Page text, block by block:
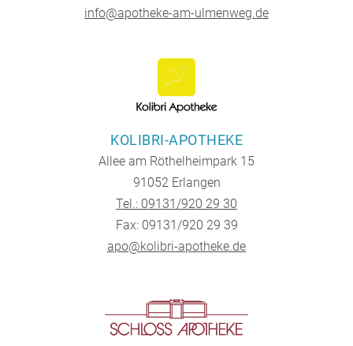
info@apotheke-am-ulmenweg.de
KOLIBRI-APOTHEKE
Allee am Röthelheimpark 15
91052 Erlangen
Tel.: 09131/920 29 30
Fax: 09131/920 29 39
apo@kolibri-apotheke.de